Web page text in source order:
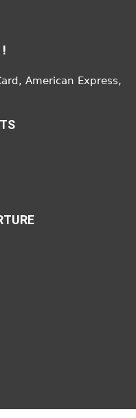
!
American Express,